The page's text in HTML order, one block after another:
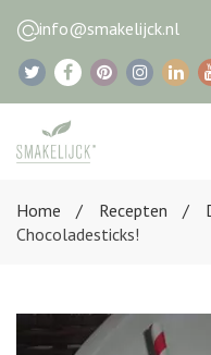
info@smakelijck.nl
Home
Recepten
Chocoladesticks!